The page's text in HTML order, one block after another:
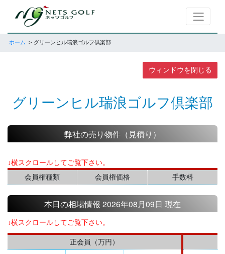
ホーム グリーンヒル瑞浪ゴルフ倶楽部
ウィンドウを閉じる
グリーンヒル瑞浪ゴルフ倶楽部
弊社の売り物件（見積り）
↓横スクロールしてご覧下さい。
会員権種類
会員権価格 手数料
本日の相場情報 2026年08月09日 現在
↓横スクロールしてご覧下さい。
正会員（万円）